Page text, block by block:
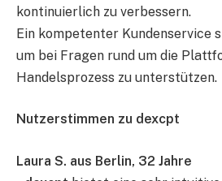
kontinuierlich zu verbessern.
Ein kompetenter Kundenservice
um bei Fragen rund um die
Handelsprozess zu unterstützen.
Nutzerstimmen zu dexcpt
Laura S. aus Berlin, 32 Jahre